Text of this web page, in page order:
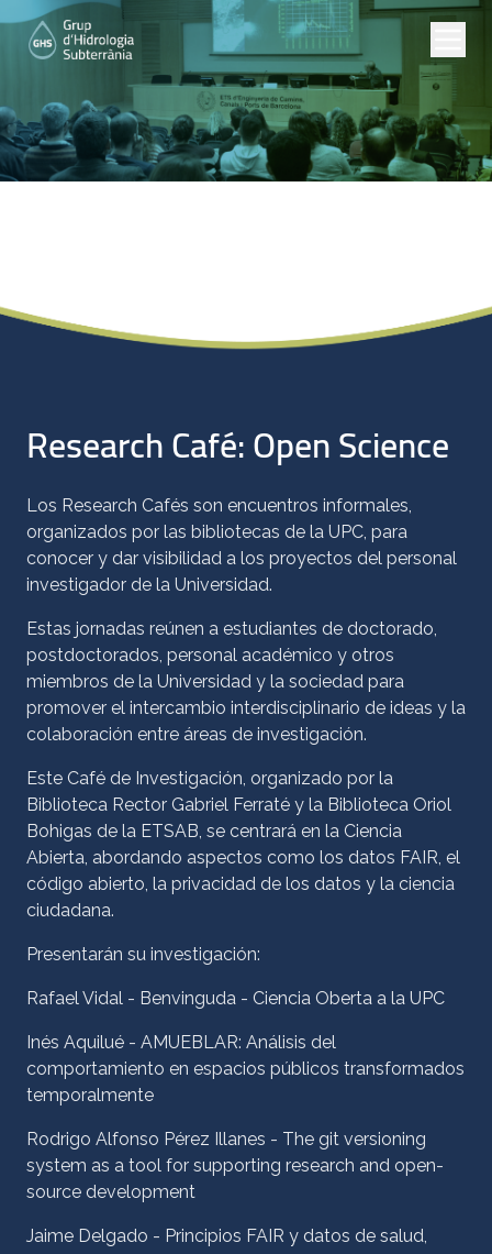
Research Café: Open Science
Los Research Cafés son encuentros informales,
organizados por las bibliotecas de la UPC, para
conocer y dar visibilidad a los proyectos del personal
investigador de la Universidad.
Estas jornadas reúnen a estudiantes de doctorado,
postdoctorados, personal académico y otros
miembros de la Universidad y la sociedad para
promover el intercambio interdisciplinario de ideas y la
colaboración entre áreas de investigación.
Este Café de Investigación, organizado por la
Biblioteca Rector Gabriel Ferraté y la Biblioteca Oriol
Bohigas de la ETSAB, se centrará en la Ciencia
Abierta, abordando aspectos como los datos FAIR, el
código abierto, la privacidad de los datos y la ciencia
ciudadana.
Presentarán su investigación:
Rafael Vidal - Benvinguda - Ciencia Oberta a la UPC
Inés Aquilué - AMUEBLAR: Análisis del
comportamiento en espacios públicos transformados
temporalmente
Rodrigo Alfonso Pérez Illanes - The git versioning
system as a tool for supporting research and open-
source development
Jaime Delgado - Principios FAIR y datos de salud,